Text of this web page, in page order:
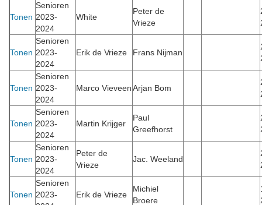
Tonen
Senioren
2023-
2024
White
Peter de
Vrieze
Tonen
Senioren
2023-
2024
Erik de Vrieze Frans Nijman
Tonen
Senioren
2023-
2024
Marco VieveenArjan Bom
Tonen
Senioren
2023-
2024
Martin Krijger
Paul
Greefhorst
Tonen
Senioren
2023-
2024
Peter de
Vrieze
Jac. Weeland
Tonen
Senioren
2023-
Erik de Vrieze
Michiel
Broere